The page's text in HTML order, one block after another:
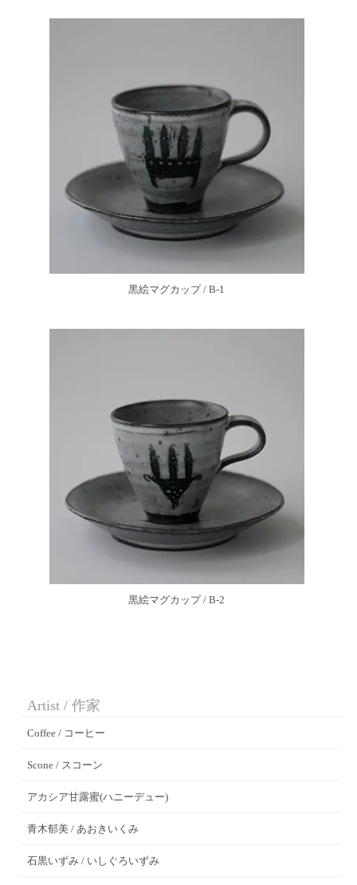
黒絵マグカップ / B-1
黒絵マグカップ / B-2
Artist / 作家
Coffee / コーヒー
Scone / スコーン
アカシア甘露蜜(ハニーデュー)
青木郁美 / あおきいくみ
石黒いずみ / いしぐろいずみ